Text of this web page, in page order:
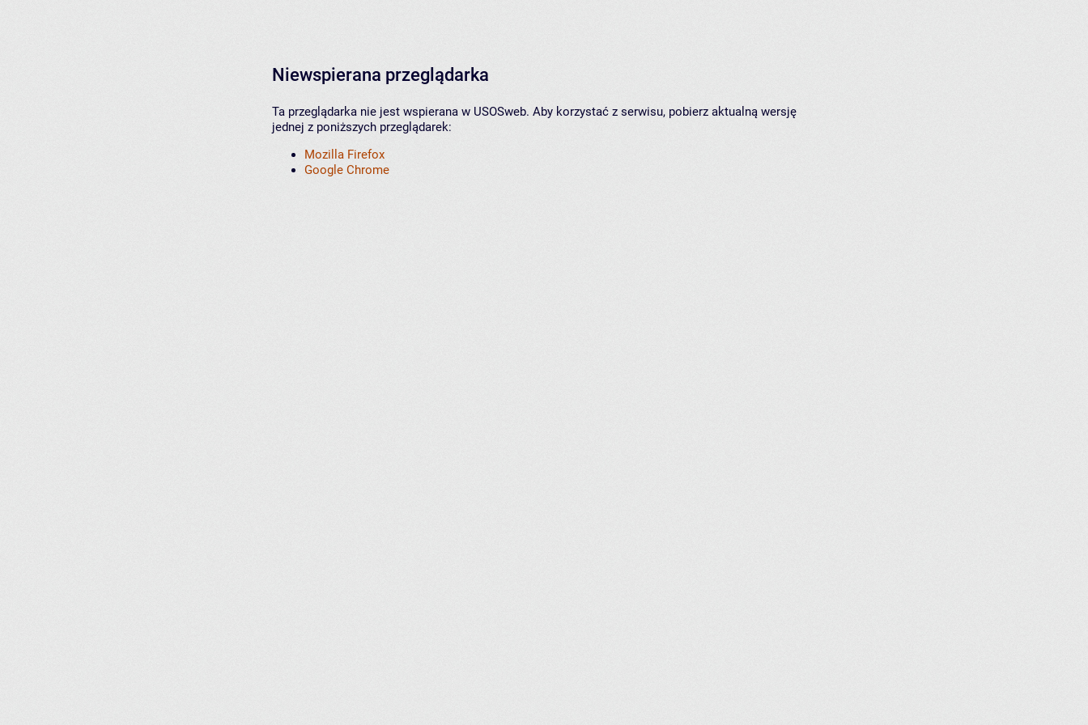
Niewspierana przeglądarka
Ta przeglądarka nie jest wspierana w USOSweb. Aby korzystać z serwisu, pobierz aktualną wersję
jednej z poniższych przeglądarek:
Mozilla Firefox
Google Chrome